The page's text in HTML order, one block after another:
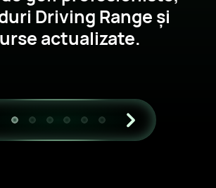
Driving Range și
actualizate.